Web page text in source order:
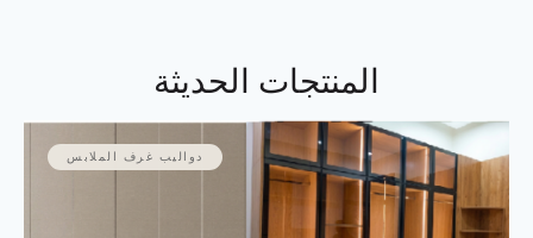
المنتجات الحديثة
دواليب غرف الملابس